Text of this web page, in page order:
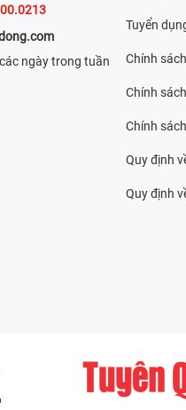
các ngày trong tuần
Tuyển
Chính
Chính
Chính
Quy định
Quy định